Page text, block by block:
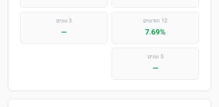
12 חודשים
7.69%
3 שנים
—
5 שנים
—